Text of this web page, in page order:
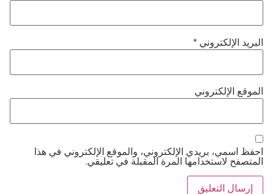
الإلكتروني*
الإلكتروني
اسمي، بريدي الإلكتروني، والموقع الإلكتروني في هذا
لاستخدامها المرة المقبلة في تعليقي.